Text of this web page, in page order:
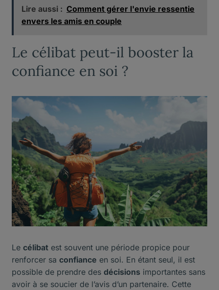
Lire aussi : Comment gérer l'envie ressentie
envers les amis en couple
Le célibat peut-il booster la
confiance en soi ?
Le célibat est souvent une période propice pour
renforcer sa confiance en soi. En étant seul, il est
possible de prendre des décisions importantes sans
avoir à se soucier de l’avis d’un partenaire. Cette